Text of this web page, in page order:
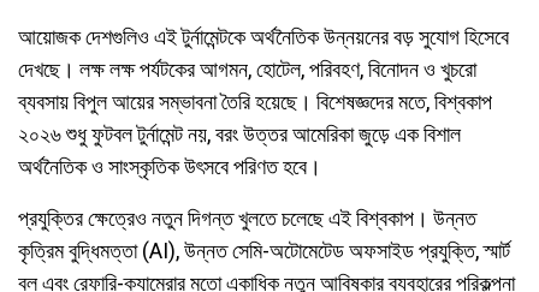
আয়োজক দেশগুলিও এই টুর্নামেন্টকে অর্থনৈতিক উন্নয়নের বড় সুযোগ হিসেবে
দেখছে। লক্ষ লক্ষ পর্যটকের আগমন, হোটেল, পরিবহণ, বিনোদন ও খুচরো
ব্যবসায় বিপুল আয়ের সম্ভাবনা তৈরি হয়েছে। বিশেষজ্ঞদের মতে, বিশ্বকাপ
২০২৬ শুধু ফুটবল টুর্নামেন্ট নয়, বরং উত্তর আমেরিকা জুড়ে এক বিশাল
অর্থনৈতিক ও সাংস্কৃতিক উৎসবে পরিণত হবে।
প্রযুক্তির ক্ষেত্রেও নতুন দিগন্ত খুলতে চলেছে এই বিশ্বকাপ। উন্নত
কৃত্রিম বুদ্ধিমত্তা (AI), উন্নত সেমি-অটোমেটেড অফসাইড প্রযুক্তি, স্মার্ট
বল এবং রেফারি-ক্যামেরার মতো একাধিক নতুন আবিষ্কার ব্যবহারের পরিকল্পনা